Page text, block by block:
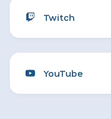
Twitch
YouTube